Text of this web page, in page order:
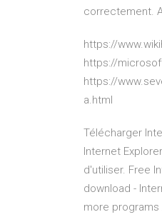
correctement.
https://
https://
https://
a.html
Télécharger
Internet
d'utiliser. Free
download -
more programs